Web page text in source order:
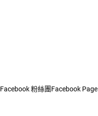
Facebook 粉絲團Facebook Page